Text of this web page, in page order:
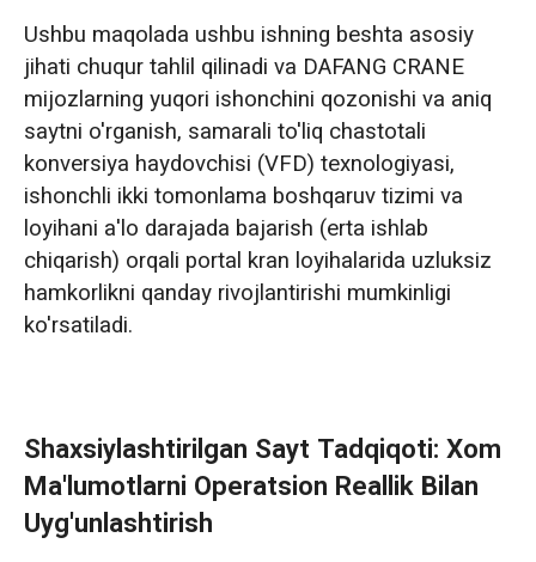
Ushbu maqolada ushbu ishning beshta asosiy
jihati chuqur tahlil qilinadi va DAFANG CRANE
mijozlarning yuqori ishonchini qozonishi va aniq
saytni o'rganish, samarali to'liq chastotali
konversiya haydovchisi (VFD) texnologiyasi,
ishonchli ikki tomonlama boshqaruv tizimi va
loyihani a'lo darajada bajarish (erta ishlab
chiqarish) orqali portal kran loyihalarida uzluksiz
hamkorlikni qanday rivojlantirishi mumkinligi
ko'rsatiladi.
Shaxsiylashtirilgan Sayt Tadqiqoti: Xom
Ma'lumotlarni Operatsion Reallik Bilan
Uyg'unlashtirish